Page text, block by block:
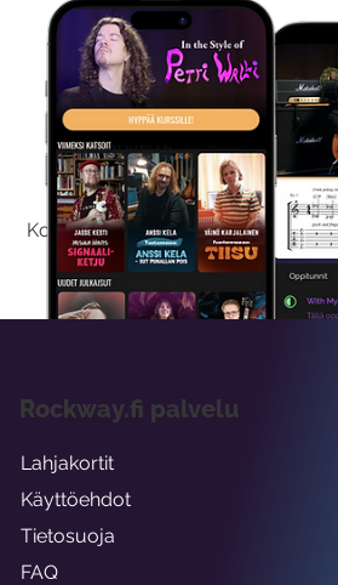
Kokeile
Kokeilemalla ilmaiseksi saat koko
viikon ajaksi.
Rockway.fi palvelu
Lahjakortit
Käyttöehdot
Tietosuoja
FAQ